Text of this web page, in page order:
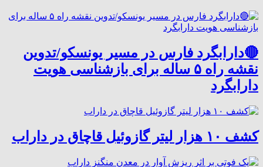
🔴دارابگرد فارس در مسیر یونسکو/تدوین
نقشه راه ۵ ساله برای بازشناسی هویت
دارابگرد
کشف ۱۰ هزار لیتر گازوئیل قاچاق در داراب